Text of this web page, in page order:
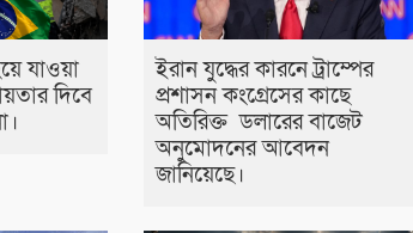
যাওয়া
দিবে
ইরান যুদ্ধের কারনে ট্রাম্পের
প্রশাসন কংগ্রেসের কাছে
অতিরিক্ত ডলারের বাজেট
অনুমোদনের আবেদন
জানিয়েছে।